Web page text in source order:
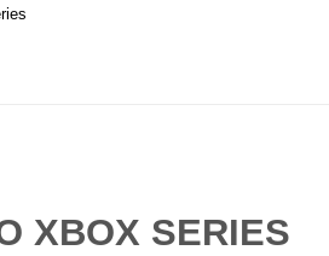
XBOX SERIES